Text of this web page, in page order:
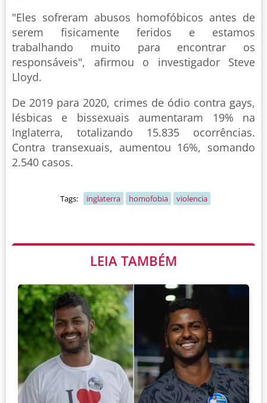
"Eles sofreram abusos homofóbicos antes de
serem fisicamente feridos e estamos
trabalhando muito para encontrar os
responsáveis", afirmou o investigador Steve
Lloyd.
De 2019 para 2020, crimes de ódio contra gays,
lésbicas e bissexuais aumentaram 19% na
Inglaterra, totalizando 15.835 ocorrências.
Contra transexuais, aumentou 16%, somando
2.540 casos.
Tags: inglaterra homofobia violencia
LEIA TAMBÉM